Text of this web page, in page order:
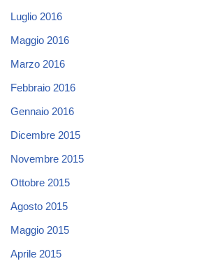
Luglio 2016
Maggio 2016
Marzo 2016
Febbraio 2016
Gennaio 2016
Dicembre 2015
Novembre 2015
Ottobre 2015
Agosto 2015
Maggio 2015
Aprile 2015